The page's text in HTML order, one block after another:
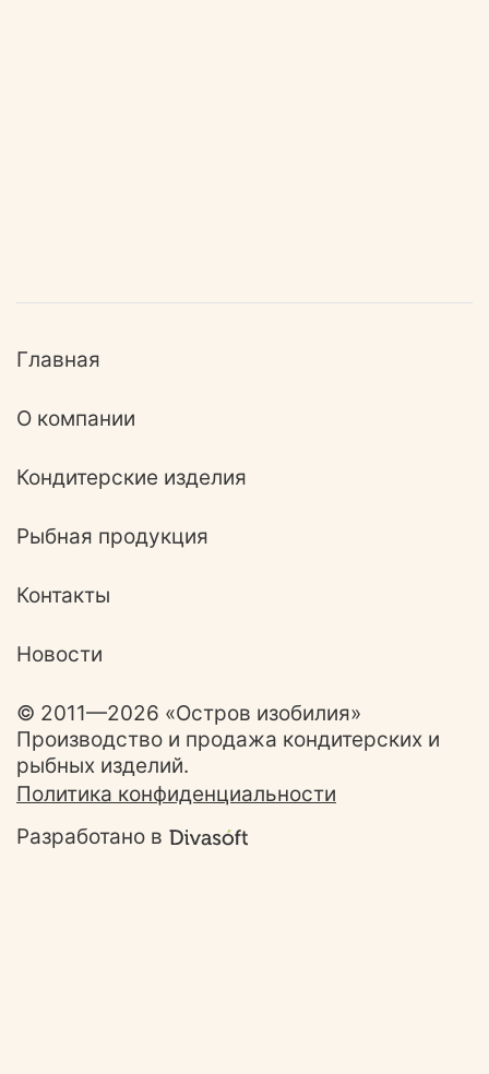
© 2011—2026 «Остров изобилия»
Производство и продажа кондитерских и
рыбных изделий.
Политика конфиденциальности
Разработано в
Главная
О компании
Кондитерские изделия
Рыбная продукция
Контакты
Новости